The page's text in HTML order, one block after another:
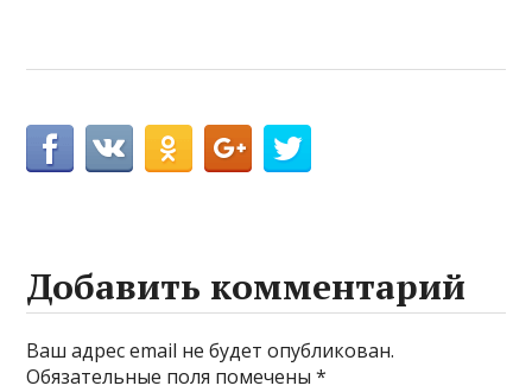
Добавить комментарий
Ваш адрес email не будет опубликован.
Обязательные поля помечены*